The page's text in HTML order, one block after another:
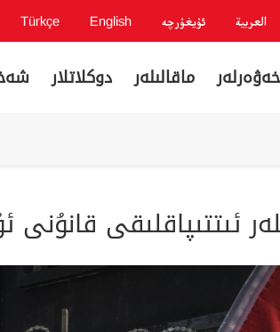
العربية ئۇيغۇرچە English
Türkçe
خەۋەرلەر ماقالىلەر دوكلاتلار
ئىتتىپاقلىقى